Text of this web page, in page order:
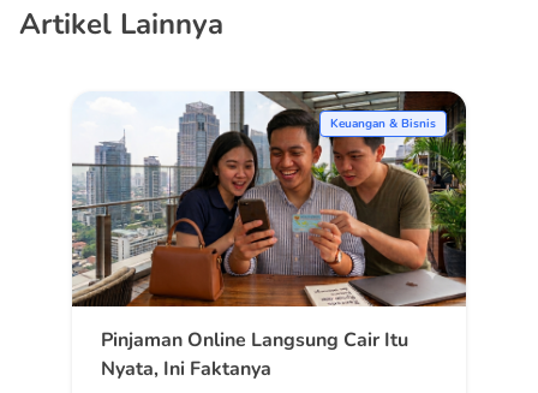
Artikel Lainnya
Keuangan & Bisnis
Pinjaman Online Langsung Cair Itu
Nyata, Ini Faktanya